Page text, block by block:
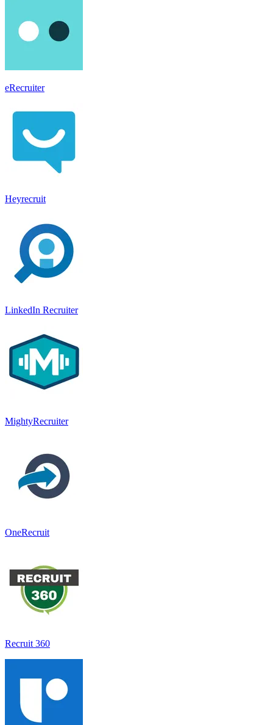
eRecruiter
Heyrecruit
LinkedIn Recruiter
MightyRecruiter
OneRecruit
Recruit 360